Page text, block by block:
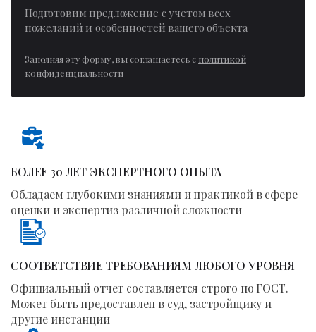
Подготовим предложение с учетом всех
пожеланий и особенностей вашего объекта
Заполняя эту форму, вы соглашаетесь с политикой
конфиденциальности
БОЛЕЕ 30 ЛЕТ ЭКСПЕРТНОГО ОПЫТА
Обладаем глубокими знаниями и практикой в сфере
оценки и экспертиз различной сложности
СООТВЕТСТВИЕ ТРЕБОВАНИЯМ ЛЮБОГО УРОВНЯ
Официальный отчет составляется строго по ГОСТ.
Может быть предоставлен в суд, застройщику и
другие инстанции